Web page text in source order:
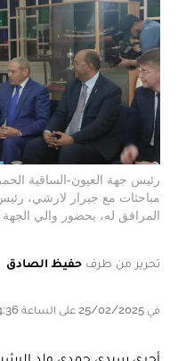
رئيس جهة العيون-الساقية
مباحثات مع جيرار لارشي،
المرافق له، بحضور والي
تحرير من طرف حفيظ الصادق
في 25/02/2025 على الساعة 14:36